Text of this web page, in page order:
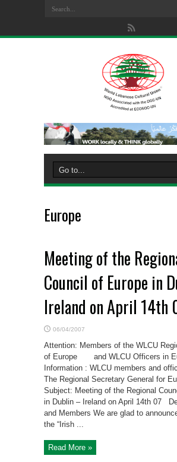
Europe
Meeting of the
Council of Europe in
Ireland on April 14th
06/04/2007
Attention: Members of the WLCU
of Europe and WLCU Officers in
Information : WLCU members and
The Regional Secretary General for
Subject: Meeting of the Regional
in Dublin – Ireland on April 14th 07
and Members We are glad to
the “Irish ...
Read More »